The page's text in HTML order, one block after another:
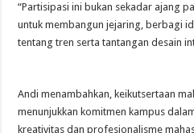
“Partisipasi ini bukan sekadar ajang
untuk membangun jejaring, berbagi
tentang tren serta tantangan desain
Andi menambahkan, keikutsertaan
menunjukkan komitmen kampus
kreativitas dan profesionalisme